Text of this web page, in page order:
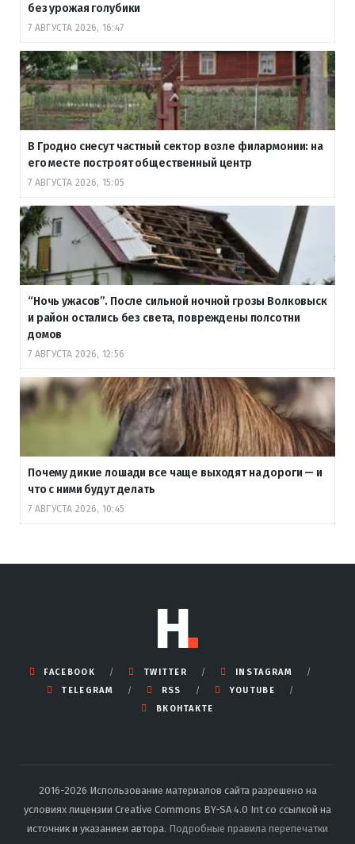
без урожая голубики
7 АВГУСТА 2026, 16:47
В Гродно снесут частный сектор возле филармонии: на
его месте построят общественный центр
7 АВГУСТА 2026, 15:05
“Ночь ужасов”. После сильной ночной грозы Волковыск
и район остались без света, повреждены полсотни
домов
7 АВГУСТА 2026, 12:56
Почему дикие лошади все чаще выходят на дороги — и
что с ними будут делать
7 АВГУСТА 2026, 10:45
FACEBOOK TWITTER
INSTAGRAM
TELEGRAM
RSS
YOUTUBE
ВКОНТАКТЕ
2016-2026 Использование материалов сайта разрешено на
условиях лицензии Creative Commons BY-SA 4.0 Int со ссылкой на
источник и указанием автора. Подробные правила перепечатки